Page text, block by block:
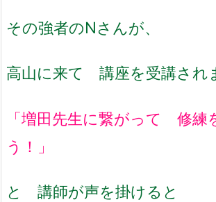
その強者のNさんが、
高山に来て 講座を受講され
「増田先生に繋がって 修練
う！」
と 講師が声を掛けると